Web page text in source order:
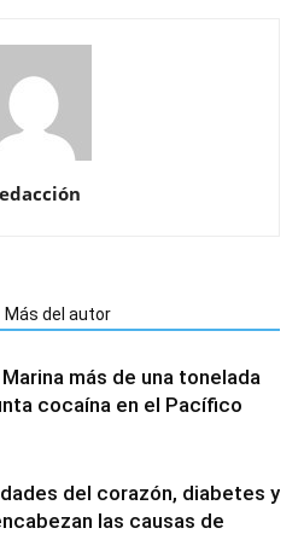
Más del autor
más de una tonelada
cocaína en el Pacífico
del corazón, diabetes y
las causas de